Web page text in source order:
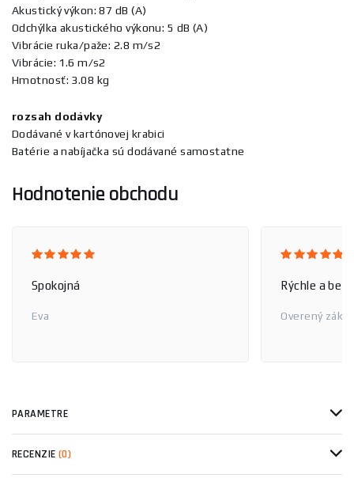
Akustický výkon: 87 dB (A)
Odchýlka akustického výkonu: 5 dB (A)
Vibrácie ruka/paže: 2.8 m/s2
Vibrácie: 1.6 m/s2
Hmotnosť: 3.08 kg
rozsah dodávky
Dodávané v kartónovej krabici
Batérie a nabíjačka sú dodávané samostatne
Hodnotenie obchodu
Spokojná
Eva
Rýchle a
Overený
PARAMETRE
RECENZIE (0)